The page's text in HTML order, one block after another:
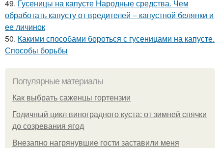
49. Гусеницы на капусте Народные средства. Чем
обработать капусту от вредителей – капустной белянки и
ее личинок
50. Какими способами бороться с гусеницами на капусте.
Способы борьбы
Популярные материалы
Как выбрать саженцы гортензии
Годичный цикл виноградного куста: от зимней спячки
до созревания ягод
Внезапно нагрянувшие гости заставили меня